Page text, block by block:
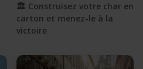
🏛️ Construisez votre char en
carton et menez-le à la
victoire